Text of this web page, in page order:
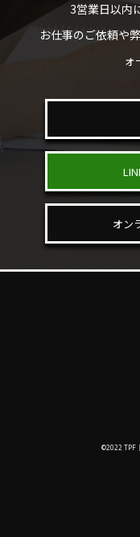
3営業日以内
お仕事のご依頼や
ォ
オン
©︎2022 TPF